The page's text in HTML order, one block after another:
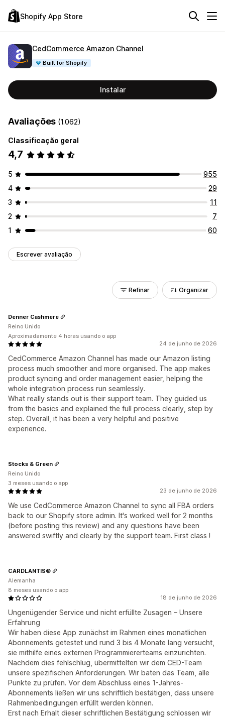
Shopify App Store
CedCommerce Amazon Channel
Built for Shopify
Instalar
Avaliações (1.062)
Classificação geral
4,7
5
955
4
29
3
11
2
7
1
60
Escrever avaliação
Refinar Organizar
24 de junho de 2026
CedCommerce Amazon Channel has made our Amazon listing
process much smoother and more organised. The app makes
product syncing and order management easier, helping the
whole integration process run seamlessly.
What really stands out is their support team. They guided us
from the basics and explained the full process clearly, step by
step. Overall, it has been a very helpful and positive
experience.
Denner Cashmere
Reino Unido
Aproximadamente 4 horas usando o app
23 de junho de 2026
We use CedCommerce Amazon Channel to sync all FBA orders
back to our Shopify store admin. It's worked well for 2 months
(before posting this review) and any questions have been
answered swiftly and clearly by the support team. First class !
Stocks & Green
Reino Unido
3 meses usando o app
18 de junho de 2026
Ungenügender Service und nicht erfüllte Zusagen – Unsere
Erfahrung
Wir haben diese App zunächst im Rahmen eines monatlichen
Abonnements getestet und rund 3 bis 4 Monate lang versucht,
sie mithilfe eines externen Programmiererteams einzurichten.
Nachdem dies fehlschlug, übermittelten wir dem CED-Team
unsere spezifischen Anforderungen. Wir baten das Team, alle
Punkte zu prüfen. Vor dem Abschluss eines 1-Jahres-
Abonnements ließen wir uns schriftlich bestätigen, dass unsere
Rahmenbedingungen erfüllt werden können.
Erst nach Erhalt dieser schriftlichen Bestätigung schlossen wir
CARDLANTIS©
Alemanha
8 meses usando o app